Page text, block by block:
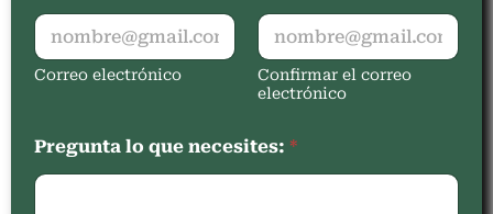
Correo electrónico
Confirmar el correo
electrónico
Pregunta lo que necesites: *